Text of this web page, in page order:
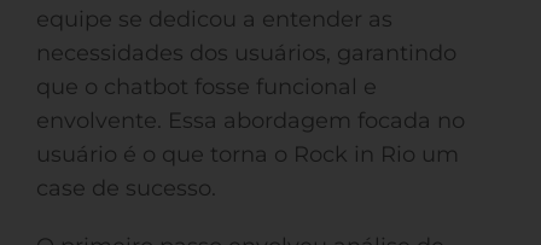
equipe se dedicou a entender as
necessidades dos usuários, garantindo
que o chatbot fosse funcional e
envolvente. Essa abordagem focada no
usuário é o que torna o Rock in Rio um
case de sucesso.